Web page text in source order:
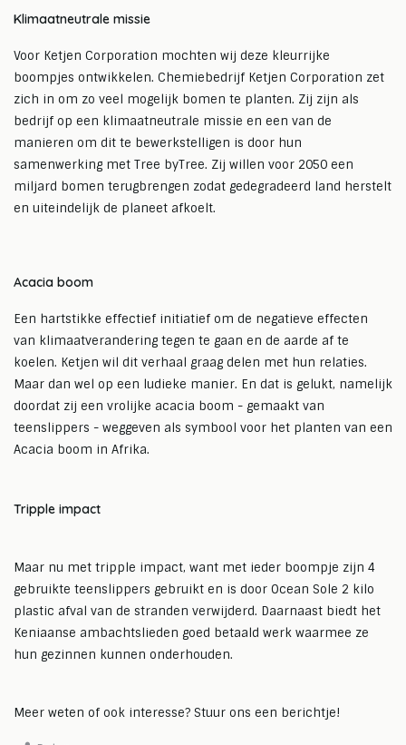
Klimaatneutrale missie
Voor Ketjen Corporation mochten wij deze kleurrijke
boompjes ontwikkelen. Chemiebedrijf Ketjen Corporation zet
zich in om zo veel mogelijk bomen te planten. Zij zijn als
bedrijf op een klimaatneutrale missie en een van de
manieren om dit te bewerkstelligen is door hun
samenwerking met Tree byTree. Zij willen voor 2050 een
miljard bomen terugbrengen zodat gedegradeerd land herstelt
en uiteindelijk de planeet afkoelt.⁠
Acacia boom
Een hartstikke effectief initiatief om de negatieve effecten
van klimaatverandering tegen te gaan en de aarde af te
koelen. Ketjen wil dit verhaal graag delen met hun relaties.
Maar dan wel op een ludieke manier. En dat is gelukt, namelijk
doordat zij een vrolijke acacia boom - gemaakt van
teenslippers - weggeven als symbool voor het planten van een
Acacia boom in Afrika.⁠
Tripple impact
Maar nu met tripple impact, want met ieder boompje zijn 4
gebruikte teenslippers gebruikt en is door Ocean Sole 2 kilo
plastic afval van de stranden verwijderd. Daarnaast biedt het
Keniaanse ambachtslieden goed betaald werk waarmee ze
hun gezinnen kunnen onderhouden.⁠
Meer weten of ook interesse? Stuur ons een berichtje! ⁠